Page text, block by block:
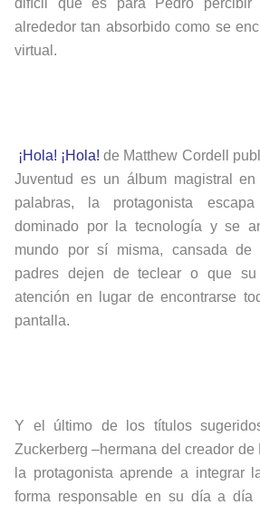
difícil que es para Pedro
alrededor tan absorbido como se
virtual.
¡Hola! ¡Hola! de Matthew Cordell
Juventud es un álbum magistral
palabras, la protagonista
dominado por la tecnología y se
mundo por sí misma, cansada
padres dejen de teclear o que su
atención en lugar de encontrarse
pantalla.
Y el último de los títulos
Zuckerberg –hermana del creador de
la protagonista aprende a integrar
forma responsable en su día a día